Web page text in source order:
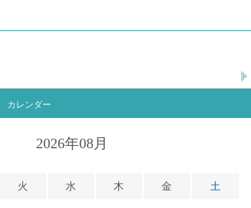
カレンダー
2026年08月
火 水 木 金 土